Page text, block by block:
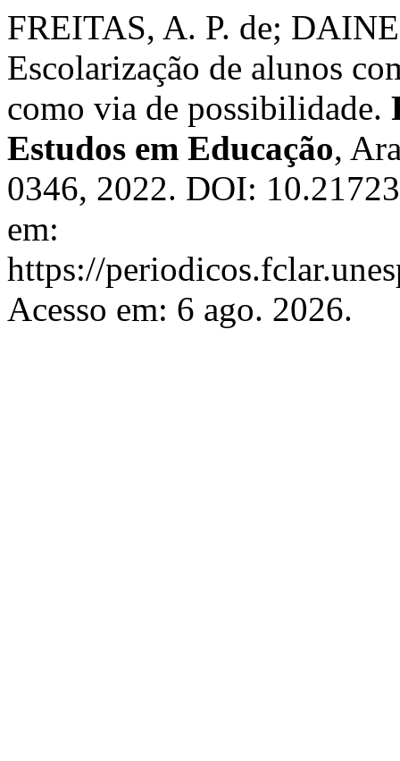
FREITAS, A. P. de;
Escolarização de alunos
como via de possibilidade.
Estudos em Educação,
0346, 2022. DOI:
em:
https://
Acesso em: 6 ago. 2026.